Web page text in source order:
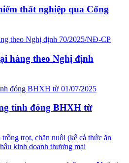
thất nghiệp qua Cổng
hàng theo Nghị định
tính đóng BHXH từ